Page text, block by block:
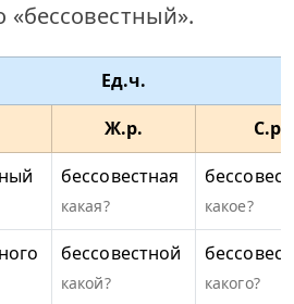
«бессовестный».
Ед.ч.
Ж.р.
С.р.
бессовестная
какая? какое?
бессовестной
какой? какого?